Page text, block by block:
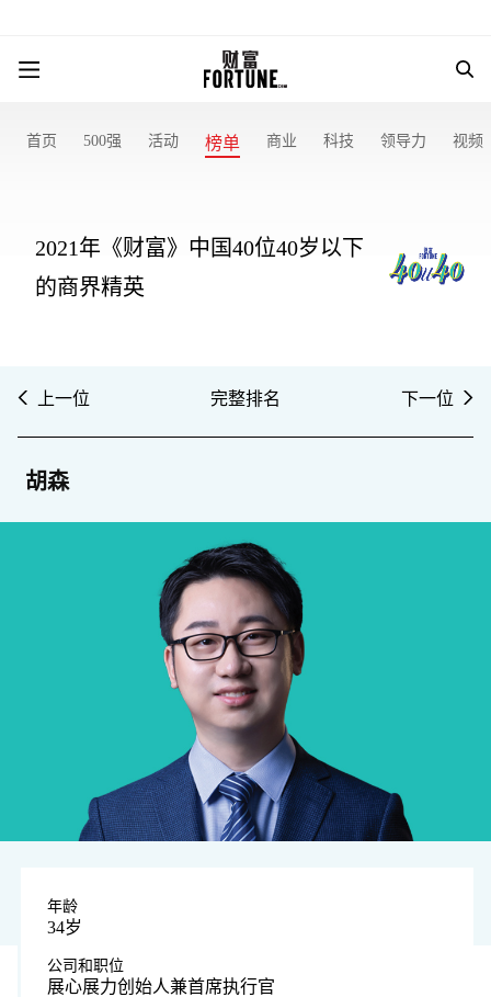
首页 500强 活动 榜单 商业 科技 领导力 视频
2021年《财富》中国40位40岁以下
的商界精英
上一位 完整排名 下一位
胡森
年龄
34岁
公司和职位
展心展力创始人兼首席执行官